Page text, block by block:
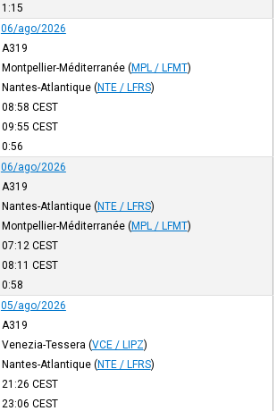
1:15
06/ago/2026
A319
Montpellier-Méditerranée (MPL / LFMT)
Nantes-Atlantique (NTE / LFRS)
08:58 CEST
09:55 CEST
0:56
06/ago/2026
A319
Nantes-Atlantique (NTE / LFRS)
Montpellier-Méditerranée (MPL / LFMT)
07:12 CEST
08:11 CEST
0:58
05/ago/2026
A319
Venezia-Tessera (VCE / LIPZ)
Nantes-Atlantique (NTE / LFRS)
21:26 CEST
23:06 CEST